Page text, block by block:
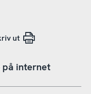
ut
internet